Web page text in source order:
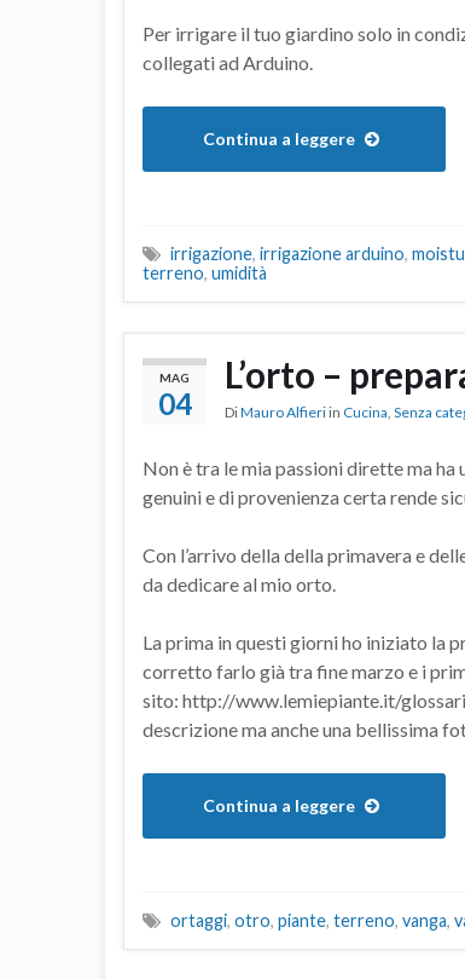
Per irrigare il tuo giardino solo in
collegati ad Arduino.
Continua a leggere
irrigazione, irrigazione arduino,
terreno, umidità
MAG
04
L’orto –
DiMauro Alfieri in Cucina, Senza
Non è tra le mia passioni dirette ma
genuini e di provenienza certa rende
Con l’arrivo della della primavera e
da dedicare al mio orto.
La prima in questi giorni ho iniziato la
corretto farlo già tra fine marzo e i
sito: http://www.lemiepiante.it/
descrizione ma anche una bellissima
Continua a leggere
ortaggi, otro, piante, terreno, vanga,